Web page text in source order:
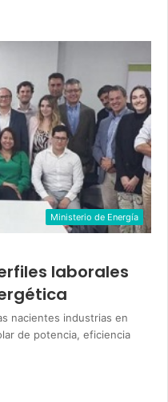
Ministerio de Energía
laborales
nacientes industrias en
de potencia, eficiencia